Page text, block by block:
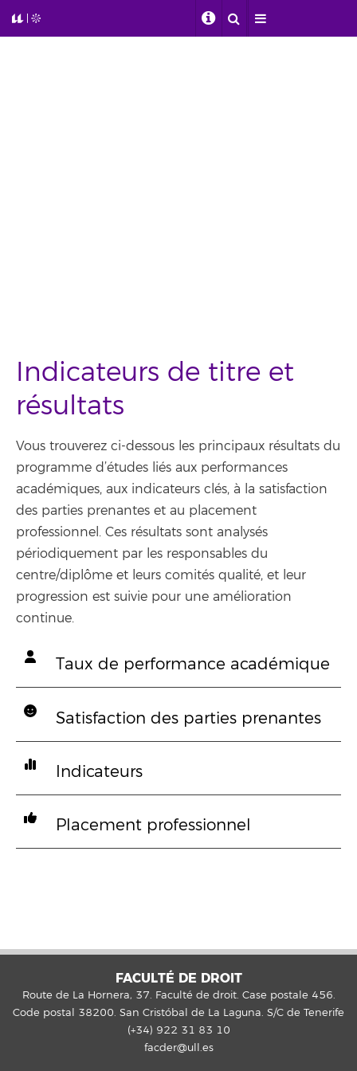
Indicateurs de titre et
résultats
Vous trouverez ci-dessous les principaux résultats du
programme d’études liés aux performances
académiques, aux indicateurs clés, à la satisfaction
des parties prenantes et au placement
professionnel. Ces résultats sont analysés
périodiquement par les responsables du
centre/diplôme et leurs comités qualité, et leur
progression est suivie pour une amélioration
continue.
Taux de performance académique
Satisfaction des parties prenantes
Indicateurs
Placement professionnel
FACULTÉ DE DROIT
Route de La Hornera, 37. Faculté de droit. Case postale 456.
Code postal 38200. San Cristóbal de La Laguna. S/C de Tenerife
(+34) 922 31 83 10
facder@ull.es